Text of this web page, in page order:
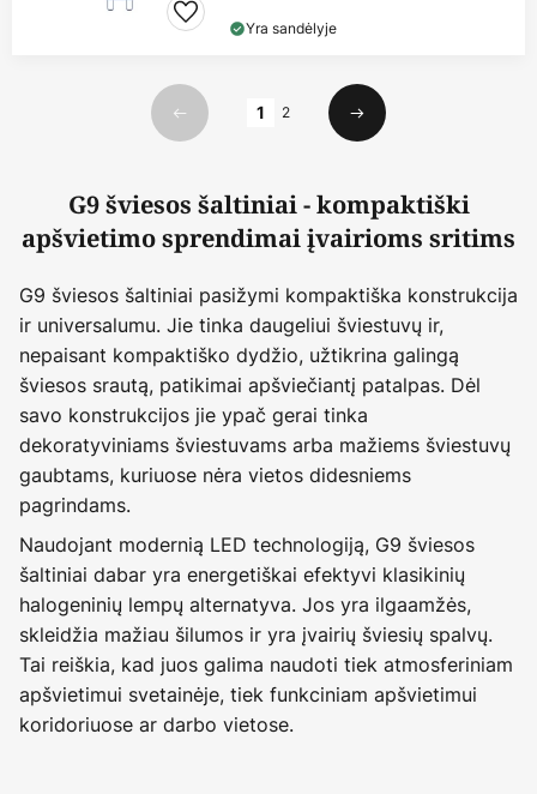
Yra sandėlyje
Ankstesnis
1 2
Kitas
G9 šviesos šaltiniai - kompaktiški
apšvietimo sprendimai įvairioms sritims
G9 šviesos šaltiniai pasižymi kompaktiška konstrukcija
ir universalumu. Jie tinka daugeliui šviestuvų ir,
nepaisant kompaktiško dydžio, užtikrina galingą
šviesos srautą, patikimai apšviečiantį patalpas. Dėl
savo konstrukcijos jie ypač gerai tinka
dekoratyviniams šviestuvams arba mažiems šviestuvų
gaubtams, kuriuose nėra vietos didesniems
pagrindams.
Naudojant modernią LED technologiją, G9 šviesos
šaltiniai dabar yra energetiškai efektyvi klasikinių
halogeninių lempų alternatyva. Jos yra ilgaamžės,
skleidžia mažiau šilumos ir yra įvairių šviesių spalvų.
Tai reiškia, kad juos galima naudoti tiek atmosferiniam
apšvietimui svetainėje, tiek funkciniam apšvietimui
koridoriuose ar darbo vietose.